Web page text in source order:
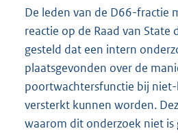
De leden van de D66-fractie
reactie op de Raad van
gesteld dat een intern
plaatsgevonden over de
poortwachtersfunctie bij
versterkt kunnen worden.
waarom dit onderzoek niet is